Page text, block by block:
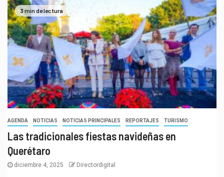
3 min de lectura
AGENDA NOTICIAS NOTICIAS PRINCIPALES REPORTAJES TURISMO
Las tradicionales fiestas navideñas en
Querétaro
diciembre 4, 2025 Directordigital